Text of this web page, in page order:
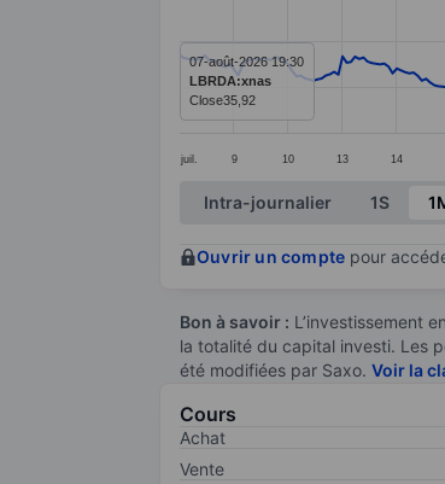
juil. 9 10 13 14
07-août-2026 19:30
LBRDA:xnas
Close35,92
End of interactive chart.
Intra-journalier 1S
Ouvrir un compte pour
Bon à savoir : L’investissement
la totalité du capital investi. Les
été modifiées par Saxo. Voir la
Cours
Achat
Vente